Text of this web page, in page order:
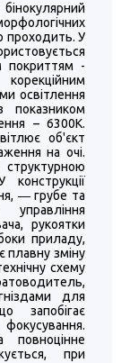
проходить. У
покриттям -
освітлення
показником
– 6300К.
об'єкт
на очі.
― грубе та
рукоятки
приладу,
плавну зміну
схему
для
запобігає
при